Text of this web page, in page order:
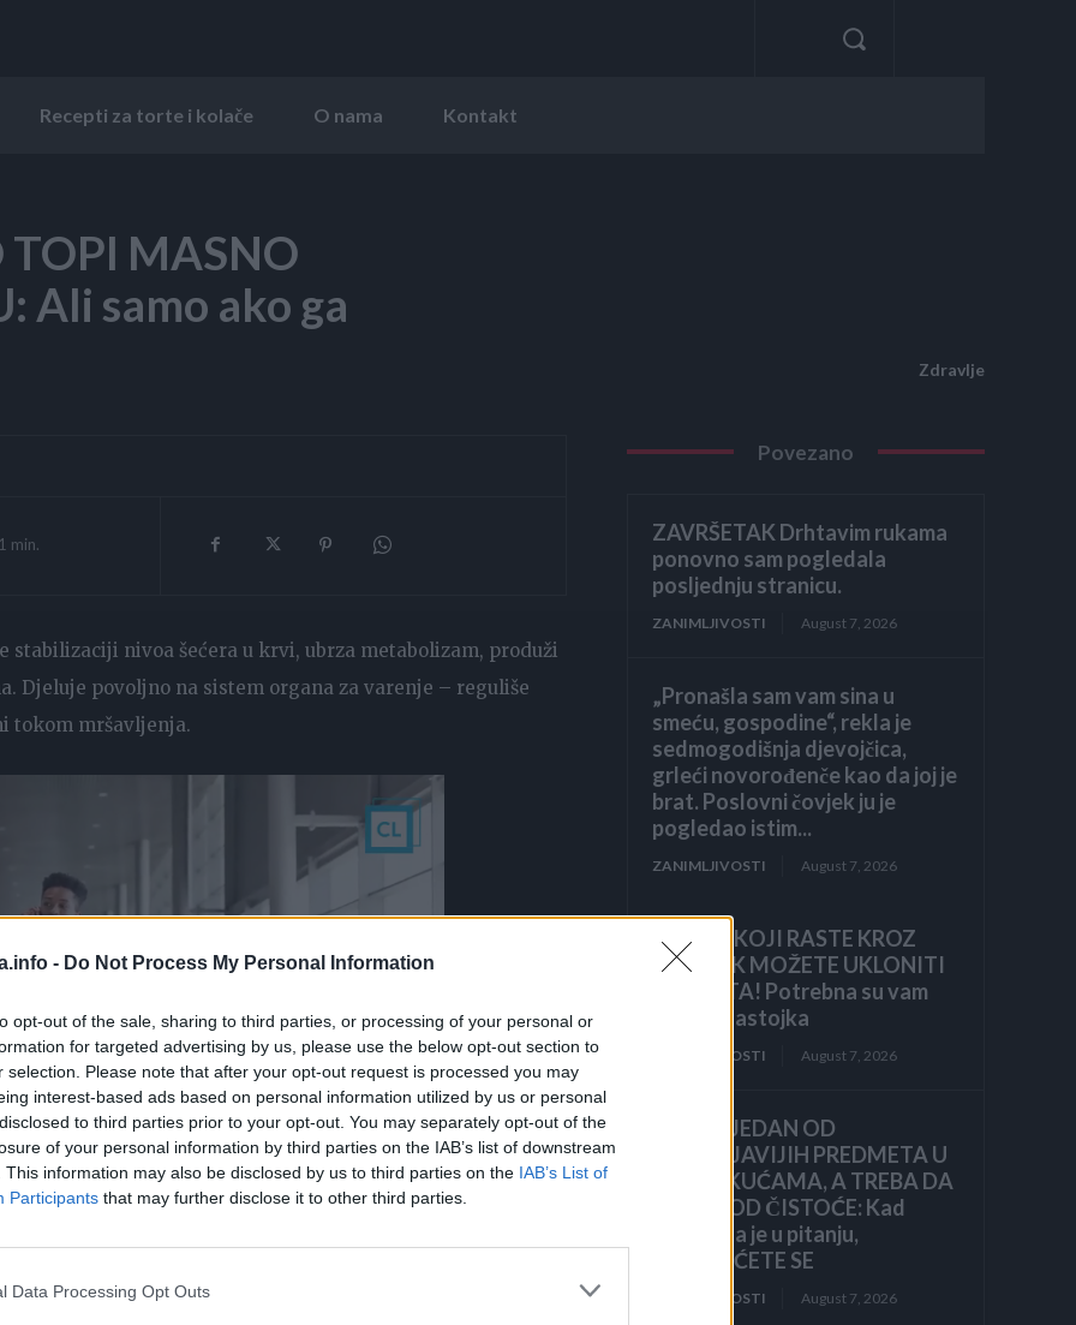
- Do Not Process My Personal Information
opt-out of the sale, sharing to third parties, or processing of your personal or
for targeted advertising by us, please use the below opt-out section to
selection. Please note that after your opt-out request is processed you may
interest-based ads based on personal information utilized by us or personal
to third parties prior to your opt-out. You may separately opt-out of the
of your personal information by third parties on the IAB’s list of downstream
This information may also be disclosed by us to third parties on the IAB’s List of
Participants that may further disclose it to other third parties.
Data Processing Opt Outs
Recepti za torte i kolače O nama Kontakt
MASNO
Ali samo ako ga
Zdravlje
1 min.
stabilizaciji nivoa šećera u krvi, ubrza metabolizam, produži
Djeluje povoljno na sistem organa za varenje – reguliše
tokom mršavljenja.
cimeta, predstavljeno je početkom 2017. na
Naučnici su tokom 12 nedelja pacovima davali dodatke u
hranom. Testovi provedeni na pacovima
Povezano
ZAVRŠETAK Drhtavim rukama
ponovno sam pogledala
posljednju stranicu.
ZANIMLJIVOSTI August 7, 2026
„Pronašla sam vam sina u
smeću, gospodine“, rekla je
sedmogodišnja djevojčica,
grleći novorođenče kao da joj je
brat. Poslovni čovjek ju je
pogledao istim...
ZANIMLJIVOSTI August 7, 2026
KOROV KOJI RASTE KROZ
ŠLJUNAK MOŽETE UKLONITI
U 24 SATA! Potrebna su vam
samo 2 sastojka
ZANIMLJIVOSTI August 7, 2026
OVO JE JEDAN OD
NAJPRLJAVIJIH PREDMETA U
NAŠIM KUĆAMA, A TREBA DA
BLISTA OD ČISTOĆE: Kad
čujete šta je u pitanju,
ZGROZIĆETE SE
ZANIMLJIVOSTI August 7, 2026